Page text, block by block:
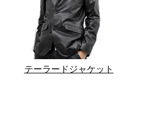
テーラードジャケット